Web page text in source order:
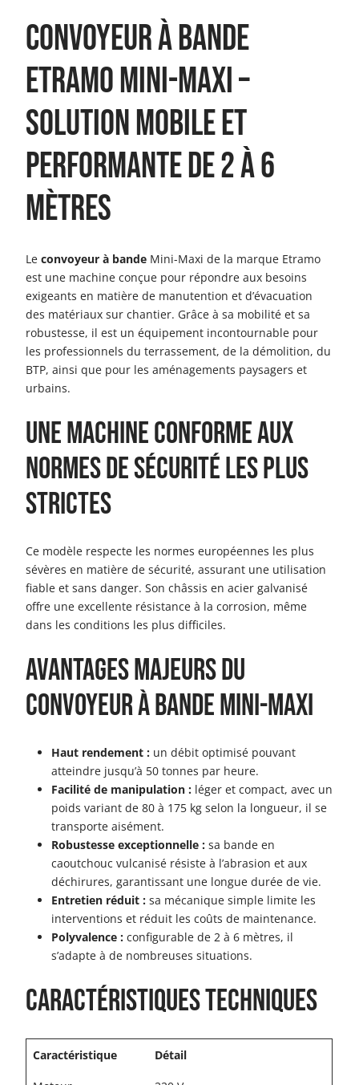
Convoyeur à bande
Etramo Mini-Maxi –
Solution mobile et
performante de 2 à 6
mètres
Leconvoyeur à bande Mini-Maxi de la marque Etramo
est une machine conçue pour répondre aux besoins
exigeants en matière de manutention et d’évacuation
des matériaux sur chantier. Grâce à sa mobilité et sa
robustesse, il est un équipement incontournable pour
les professionnels du terrassement, de la démolition, du
BTP, ainsi que pour les aménagements paysagers et
urbains.
Une machine conforme aux
normes de sécurité les plus
strictes
Ce modèle respecte les normes européennes les plus
sévères en matière de sécurité, assurant une utilisation
fiable et sans danger. Son châssis en acier galvanisé
offre une excellente résistance à la corrosion, même
dans les conditions les plus difficiles.
Avantages majeurs du
convoyeur à bande Mini-Maxi
Haut rendement : un débit optimisé pouvant
atteindre jusqu’à 50 tonnes par heure.
Facilité de manipulation : léger et compact, avec un
poids variant de 80 à 175 kg selon la longueur, il se
transporte aisément.
Robustesse exceptionnelle : sa bande en
caoutchouc vulcanisé résiste à l’abrasion et aux
déchirures, garantissant une longue durée de vie.
Entretien réduit : sa mécanique simple limite les
interventions et réduit les coûts de maintenance.
Polyvalence : configurable de 2 à 6 mètres, il
s’adapte à de nombreuses situations.
Caractéristiques techniques
Caractéristique Détail